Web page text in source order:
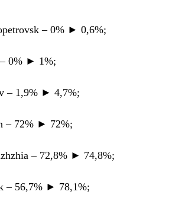
– 0% ► 0,6%;
– 0% ► 1%;
– 1,9% ► 4,7%;
– 72% ► 72%;
– 72,8% ► 74,8%;
– 56,7% ► 78,1%;